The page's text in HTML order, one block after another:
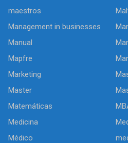
maestros
Management in businesses
Manual
Mapfre
Marketing
Master
Matemáticas
Medicina
Médico